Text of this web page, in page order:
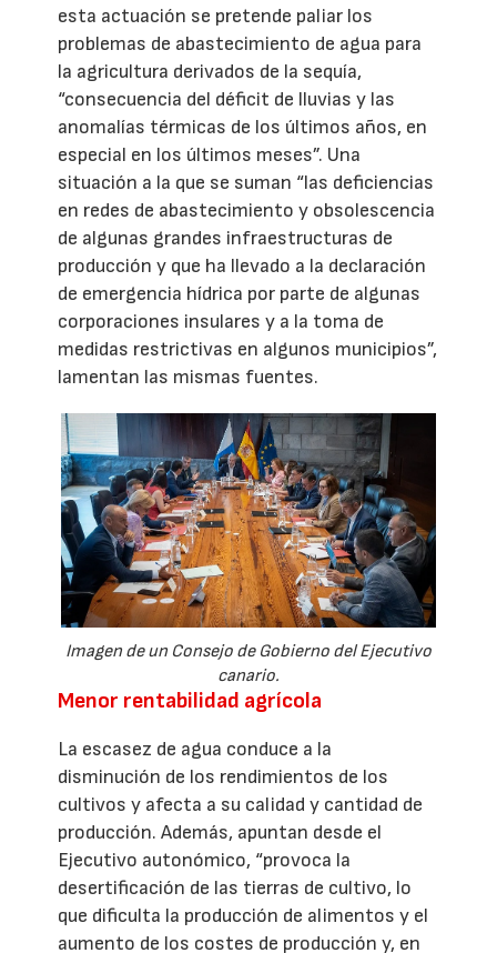
esta actuación se pretende paliar los
problemas de abastecimiento de agua para
la agricultura derivados de la sequía,
“consecuencia del déficit de lluvias y las
anomalías térmicas de los últimos años, en
especial en los últimos meses”. Una
situación a la que se suman “las deficiencias
en redes de abastecimiento y obsolescencia
de algunas grandes infraestructuras de
producción y que ha llevado a la declaración
de emergencia hídrica por parte de algunas
corporaciones insulares y a la toma de
medidas restrictivas en algunos municipios”,
lamentan las mismas fuentes.
Imagen de un Consejo de Gobierno del Ejecutivo
canario.
Menor rentabilidad agrícola
La escasez de agua conduce a la
disminución de los rendimientos de los
cultivos y afecta a su calidad y cantidad de
producción. Además, apuntan desde el
Ejecutivo autonómico, “provoca la
desertificación de las tierras de cultivo, lo
que dificulta la producción de alimentos y el
aumento de los costes de producción y, en